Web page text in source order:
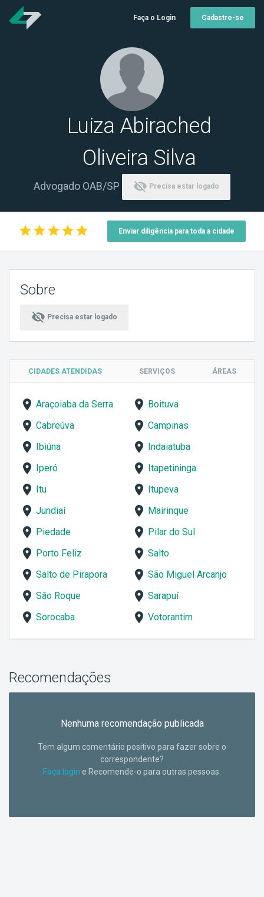
Faça o Login Cadastre-se
Luiza Abirached
Oliveira Silva
Advogado OAB/SP visibility_off Precisa estar logado
starstarstarstarstar Enviar diligência para toda a cidade
Sobre
visibility_off Precisa estar logado
CIDADES ATENDIDAS SERVIÇOS ÁREAS
Araçoiaba da Serra
Boituva
Cabreúva
Campinas
Ibiúna
Indaiatuba
Iperó
Itapetininga
Itu
Itupeva
Jundiaí
Mairinque
Piedade
Pilar do Sul
Porto Feliz
Salto
Salto de Pirapora
São Miguel Arcanjo
São Roque
Sarapuí
Sorocaba
Votorantim
Recomendações
Nenhuma recomendação publicada
Tem algum comentário positivo para fazer sobre o
correspondente?
Faça login e Recomende-o para outras pessoas.